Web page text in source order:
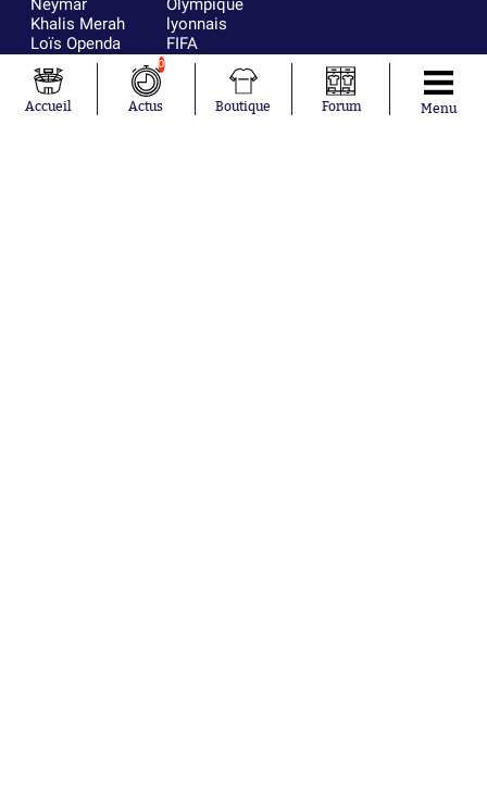
Neymar
Khalis Merah
Loïs Openda
Moussa
Niakhaté
Nicolás
Tagliafico
Olympique
lyonnais
FIFA
Real Madrid
RC Strasbourg
AC Milan
France
Accueil
0
Actus Boutique Forum Menu